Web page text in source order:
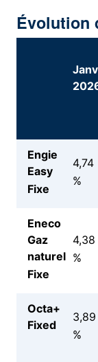
Évolution
Engie
Easy
Fixe
4,74
%
Eneco
Gaz
naturel
Fixe
4,38
%
Octa+
Fixed
3,89
%